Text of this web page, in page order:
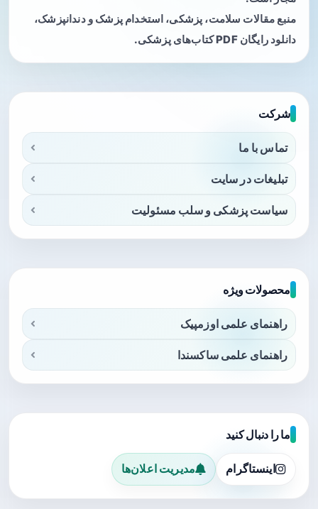
منبع مقالات سلامت، پزشکی، استخدام پزشک و دندانپزشک،
دانلود رایگان PDF کتاب‌های پزشکی.
شرکت
تماس با ما
تبلیغات در سایت
سیاست پزشکی و سلب مسئولیت
محصولات ویژه
راهنمای علمی اوزمپیک
راهنمای علمی ساکسندا
ما را دنبال کنید
اینستاگرام مدیریت اعلان‌ها